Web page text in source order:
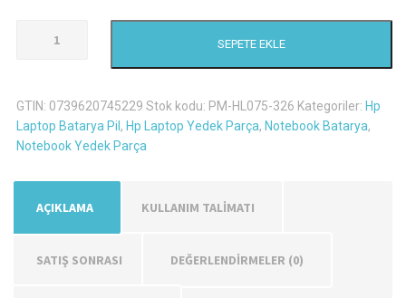
Pavilion
Laptop
Batarya
Pil
SEPETE EKLE
GTIN: 0739620745229 Stok kodu: PM-HL075-326 Kategoriler: Hp
Laptop Batarya Pil , Hp Laptop Yedek Parça, Notebook Batarya,
Notebook Yedek Parça
AÇIKLAMA KULLANIM TALİMATI
SATIŞ SONRASI DEĞERLENDIRMELER (0)